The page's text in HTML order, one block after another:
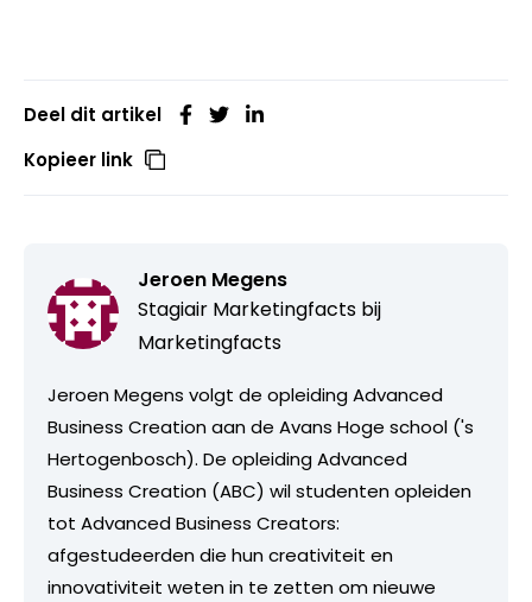
Deel dit artikel
Kopieer link
Jeroen Megens
Stagiair Marketingfacts bij
Marketingfacts
Jeroen Megens volgt de opleiding Advanced
Business Creation aan de Avans Hoge school ('s
Hertogenbosch). De opleiding Advanced
Business Creation (ABC) wil studenten opleiden
tot Advanced Business Creators:
afgestudeerden die hun creativiteit en
innovativiteit weten in te zetten om nieuwe